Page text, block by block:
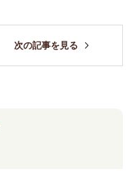
次の記事を見る